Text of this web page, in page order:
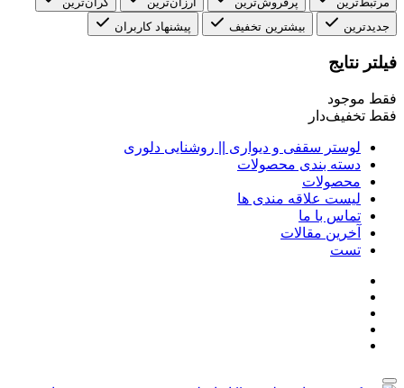
جدیدترین
بیشترین تخفیف پیشنهاد کاربران
فیلتر نتایج
فقط موجود
فقط تخفیف‌دار
لوستر سقفی و دیواری || روشنایی دلوری
دسته بندی محصولات
محصولات
لیست علاقه مندی ها
تماس با ما
آخرین مقالات
تست